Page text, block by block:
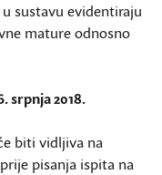
sustavu evidentiraju
mature odnosno
srpnja 2018.
biti vidljiva na
prije pisanja ispita na